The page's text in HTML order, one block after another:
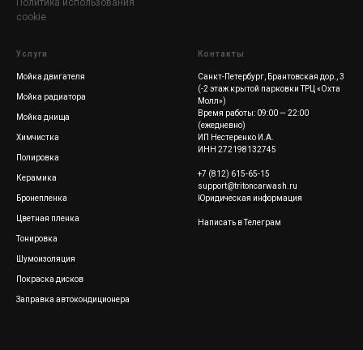
Политика использования
cookie
Услуги
Мойка двигателя
Мойка радиатора
Мойка днища
Химчистка
Полировка
Керамика
Бронепленка
Цветная пленка
Тонировка
Шумоизоляция
Покраска дисков
Заправка автокондиционера
Контакты
Санкт-Петербург, Брантовская дор., 3
(-2 этаж крытой парковки ТРЦ «Охта
Молл»)
Время работы: 09:00 — 22:00
(ежедневно)
ИП Нестеренко И.А.
ИНН 272198132745
+7 (812) 615-65-15
support@tritoncarwash.ru
Юридическая информация
Написать в Телеграм